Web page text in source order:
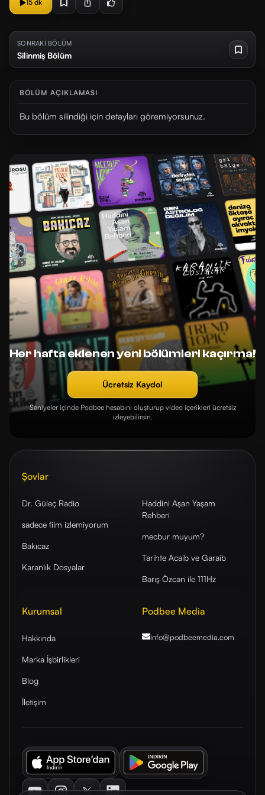
15 dk
SONRAKİ BÖLÜM
Silinmiş Bölüm
BÖLÜM AÇIKLAMASI
Bu bölüm silindiği için detayları göremiyorsunuz.
Her hafta eklenen yeni bölümleri kaçırma!
Ücretsiz Kaydol
Saniyeler içinde Podbee hesabını oluşturup video içerikleri ücretsiz
izleyebilirsin.
Şovlar
Dr. Güleç Radio
sadece film izlemiyorum
Bakıcaz
Karanlık Dosyalar
Haddini Aşan Yaşam
Rehberi
mecbur muyum?
Tarihte Acaib ve Garaib
Barış Özcan ile 111Hz
Kurumsal
Hakkında
Marka İşbirlikleri
Blog
İletişim
Podbee Media
info@podbeemedia.com